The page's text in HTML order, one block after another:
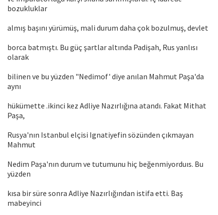
bozukluklar
almış başını yürümüş, mali durum daha çok bozulmuş, devlet
borca batmıştı. Bu güç şartlar altında Padişah, Rus yanlısı
olarak
bilinen ve bu yüzden "Nedimof' diye anılan Mahmut Paşa'da
aynı
hükümette .ikinci kez Adliye Nazırlığına atandı. Fakat Mithat
Paşa,
Rusya'nın Istanbul elçisi Ignatiyefin sözünden çıkmayan
Mahmut
Nedim Paşa'nın durum ve tutumunu hiç beğenmiyorduıs. Bu
yüzden
kısa bir süre sonra Adliye Nazırlığından istifa etti. Baş
mabeyinci